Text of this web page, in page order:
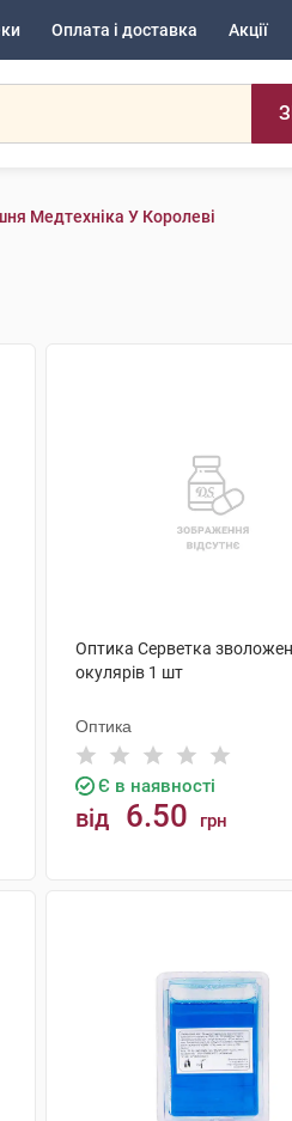
Оплата і доставка Акції
Медтехніка У Королеві
Оптика Серветка
окулярів 1 шт
Оптика
Є в наявності
від 6.50 грн